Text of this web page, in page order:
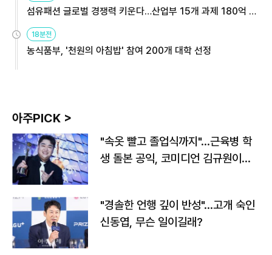
섬유패션 글로벌 경쟁력 키운다…산업부 15개 과제 180억 지
원
18분전
농식품부, '천원의 아침밥' 참여 200개 대학 선정
아주PICK >
"속옷 빨고 졸업식까지"…근육병 학
생 돌본 공익, 코미디언 김규원이었
"경솔한 언행 깊이 반성"…고개 숙인
신동엽, 무슨 일이길래?